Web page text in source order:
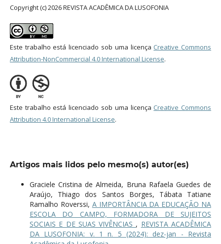
Copyright (c) 2026 REVISTA ACADÊMICA DA LUSOFONIA
Este trabalho está licenciado sob uma licença Creative Commons
Attribution-NonCommercial 4.0 International License.
Este trabalho está licenciado sob uma licença Creative Commons
Attribution 4.0 International License.
Artigos mais lidos pelo mesmo(s) autor(es)
Graciele Cristina de Almeida, Bruna Rafaela Guedes de
Araújo, Thiago dos Santos Borges, Tábata Tatiane
Ramalho Roverssi, A IMPORTÂNCIA DA EDUCAÇÃO NA
ESCOLA DO CAMPO, FORMADORA DE SUJEITOS
SOCIAIS E DE SUAS VIVÊNCIAS , REVISTA ACADÊMICA
DA LUSOFONIA: v. 1 n. 5 (2024): dez-jan - Revista